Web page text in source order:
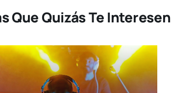
Que Quizás Te Interesen